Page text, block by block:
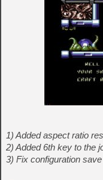
1) Added aspect ratio
2) Added 6th key to the
3) Fix configuration